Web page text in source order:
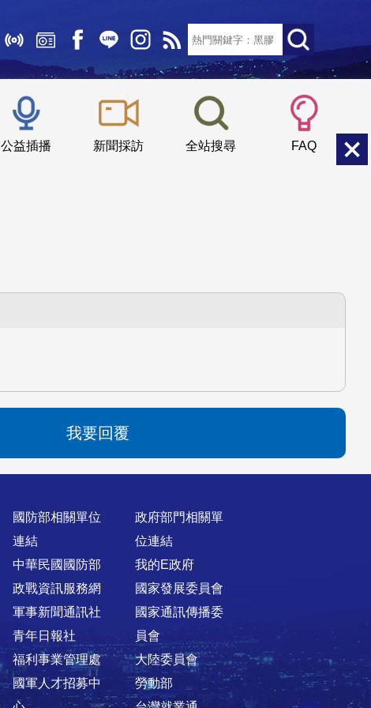
公益插播 新聞採訪 全站搜尋 FAQ
小 中
我要回覆
國防部相關單位
連結
中華民國國防部
政戰資訊服務網
軍事新聞通訊社
青年日報社
福利事業管理處
國軍人才招募中
政府部門相關單
位連結
我的E政府
國家發展委員會
國家通訊傳播委
員會
大陸委員會
勞動部